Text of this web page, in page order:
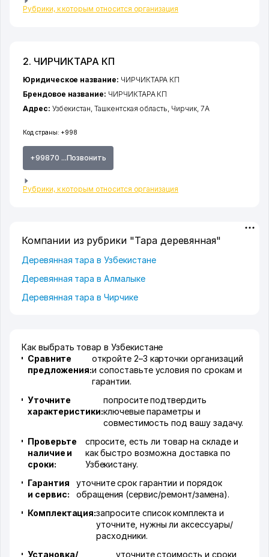
Рубрики, к которым относится организация
2. ЧИРЧИКТАРА КП
Код страны: +998
+99870 ...Позвонить
Рубрики, к которым относится организация
Юридическое название: ЧИРЧИКТАРА КП
Брендовое название: ЧИРЧИКТАРА КП
Адрес: Узбекистан,Ташкентская область, Чирчик, 7А
Компании из рубрики "Тара деревянная"
Деревянная тара в Узбекистане
Деревянная тара в Алмалыке
Деревянная тара в Чирчике
Как выбрать товар в Узбекистане
Сравните
предложения:
откройте 2–3 карточки организаций
и сопоставьте условия по срокам и
гарантии.
Уточните
характеристики:
попросите подтвердить
ключевые параметры и
совместимость под вашу задачу.
Проверьте
наличие и
сроки:
спросите, есть ли товар на складе и
как быстро возможна доставка по
Узбекистану.
Гарантия
и сервис:
уточните срок гарантии и порядок
обращения (сервис/ремонт/замена).
Комплектация:запросите список комплекта и
уточните, нужны ли аксессуары/
расходники.
Установка/
уточните стоимость и сроки